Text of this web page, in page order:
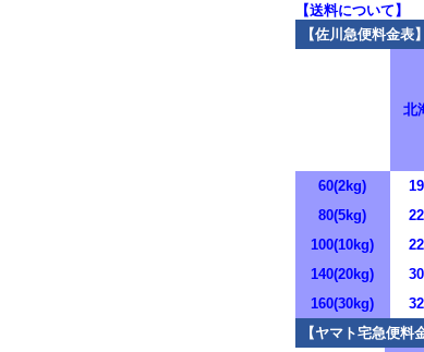
【送料について】
【佐川急便料金表】
北
60(2kg)
80(5kg)
100(10kg)
140(20kg)
160(30kg)
【ヤマト宅急便料